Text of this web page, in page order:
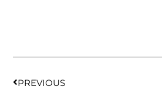
PREVIOUS